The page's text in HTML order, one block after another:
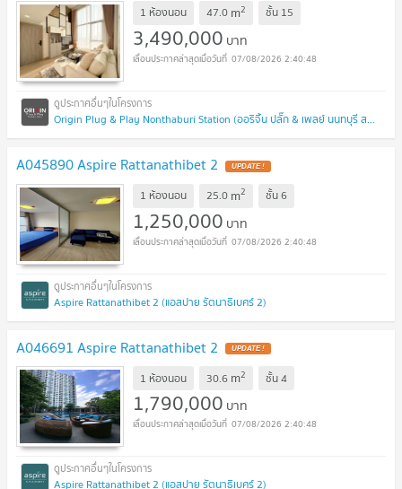
1 ห้องนอน 47.0 m2 ชั้น 15
3,490,000 บาท
07/08/2026 2:40:48
Origin Plug & Play Nonthaburi Station (ออริจิ้น ปลั๊ก & เพลย์ นนทบุรี สเตชั่น)
A045890 Aspire Rattanathibet 2 UPDATE !
1 ห้องนอน 25.0 m2 ชั้น6
1,250,000 บาท
07/08/2026 2:40:48
Aspire Rattanathibet 2 (แอสปาย รัตนาธิเบศร์ 2)
A046691 Aspire Rattanathibet 2 UPDATE !
1 ห้องนอน 30.6 m2 ชั้น4
1,790,000 บาท
07/08/2026 2:40:48
Aspire Rattanathibet 2 (แอสปาย รัตนาธิเบศร์ 2)